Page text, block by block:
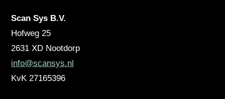
Scan Sys B.V.
Hofweg 25
2631 XD Nootdorp
info@scansys.nl
KvK27165396